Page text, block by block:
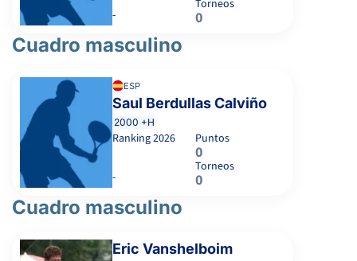
-
Torneos
0
Cuadro masculino
ESP
Saul Berdullas Calviño
2000 +H
Ranking2026
-
Puntos
0
Torneos
0
Cuadro masculino
Eric Vanshelboim